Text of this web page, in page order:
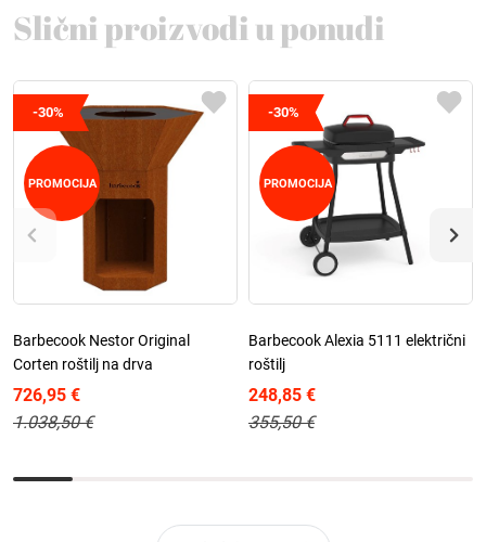
Slični proizvodi u ponudi
-30%
PROMOCIJA
Barbecook Nestor Original
Corten roštilj na drva
726,95 €
1.038,50 €
-30%
PROMOCIJA
Barbecook Alexia 5111 električni
roštilj
248,85 €
355,50 €